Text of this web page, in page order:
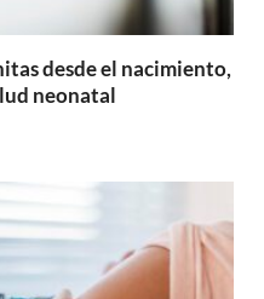
desde el nacimiento,
neonatal